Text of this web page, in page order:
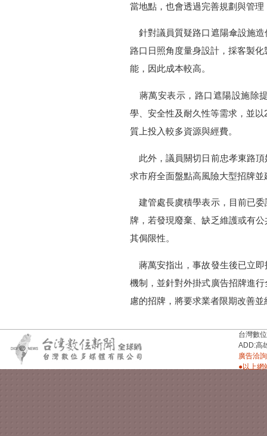
當地點，也會透過完善規劃與管
針對議員質疑路口遮陽傘設施造
路口日照角度量身設計，採客製
能，因此成本較高。
蔣萬安表示，路口遮陽設施除
學、安全性及耐久性等需求，並
質上投入較多資源與經費。
此外，議員關切日前忠孝東路頂
求市府全面盤點高風險大型招牌
建管處長虞積學表示，目前已委
牌，若發現廢棄、缺乏維護或有
其侷限性。
蔣萬安指出，事故發生後已立即
機制，並針對外掛式廣告招牌進
慮的招牌，將要求業者限期改善
台灣數
ADD:高
廣告洽
●以上網